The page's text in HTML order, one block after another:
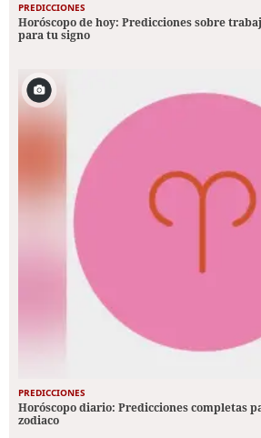
PREDICCIONES
Horóscopo de hoy: Predicciones sobre
para tu signo
PREDICCIONES
Horóscopo diario: Predicciones completas
zodiaco